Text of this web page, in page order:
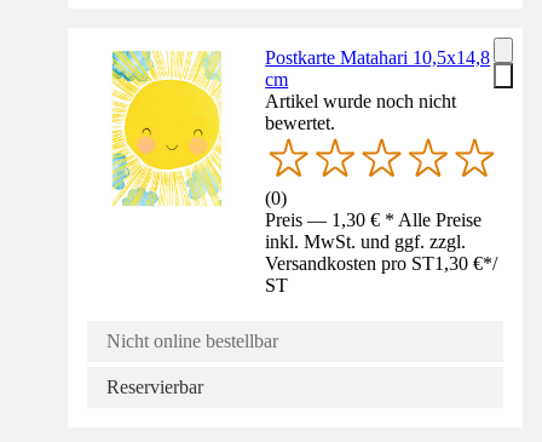
Postkarte Matahari 10,5x14,8
cm
Artikel wurde noch nicht
bewertet.
(0)
Preis — 1,30 € * Alle Preise
inkl. MwSt. und ggf. zzgl.
Versandkosten pro ST1,30 €*/
ST
Nicht online bestellbar
Reservierbar